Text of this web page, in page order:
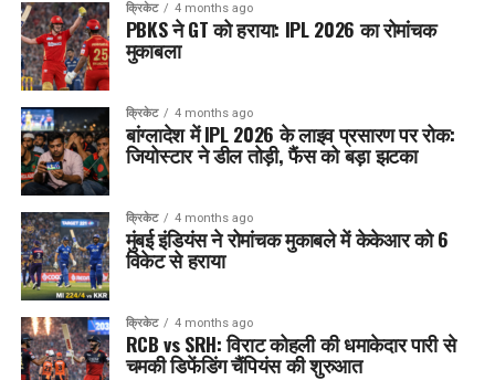
क्रिकेट 4 months ago
PBKS ने GT को हराया: IPL 2026 का रोमांचक
मुकाबला
क्रिकेट 4 months ago
बांग्लादेश में IPL 2026 के लाइव प्रसारण पर रोक:
जियोस्टार ने डील तोड़ी, फैंस को बड़ा झटका
क्रिकेट 4 months ago
मुंबई इंडियंस ने रोमांचक मुकाबले में केकेआर को 6
विकेट से हराया
क्रिकेट 4 months ago
RCB vs SRH: विराट कोहली की धमाकेदार पारी से
चमकी डिफेंडिंग चैंपियंस की शुरुआत